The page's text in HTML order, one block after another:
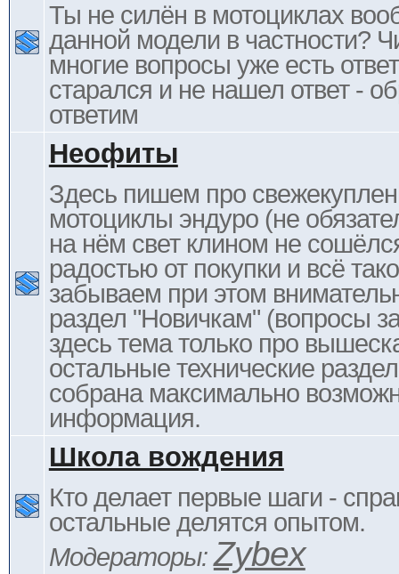
Ты не силён в мотоциклах
данной модели в частности?
многие вопросы уже есть
старался и не нашел ответ -
ответим
Неофиты
Здесь пишем про
мотоциклы эндуро (не
на нём свет клином не
радостью от покупки и всё
забываем при этом
раздел "Новичкам" (вопросы
здесь тема только про
остальные технические
собрана максимально
информация.
Школа вождения
Кто делает первые шаги -
остальные делятся опытом.
Модераторы:Zybex